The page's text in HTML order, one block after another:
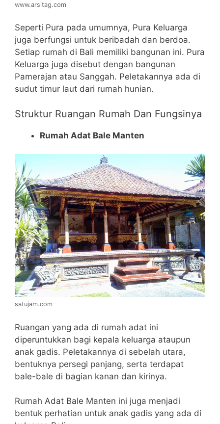
www.arsitag.com
Seperti Pura pada umumnya, Pura Keluarga
juga berfungsi untuk beribadah dan berdoa.
Setiap rumah di Bali memiliki bangunan ini. Pura
Keluarga juga disebut dengan bangunan
Pamerajan atau Sanggah. Peletakannya ada di
sudut timur laut dari rumah hunian.
Struktur Ruangan Rumah Dan Fungsinya
Rumah Adat Bale Manten
satujam.com
Ruangan yang ada di rumah adat ini
diperuntukkan bagi kepala keluarga ataupun
anak gadis. Peletakannya di sebelah utara,
bentuknya persegi panjang, serta terdapat
bale-bale di bagian kanan dan kirinya.
Rumah Adat Bale Manten ini juga menjadi
bentuk perhatian untuk anak gadis yang ada di